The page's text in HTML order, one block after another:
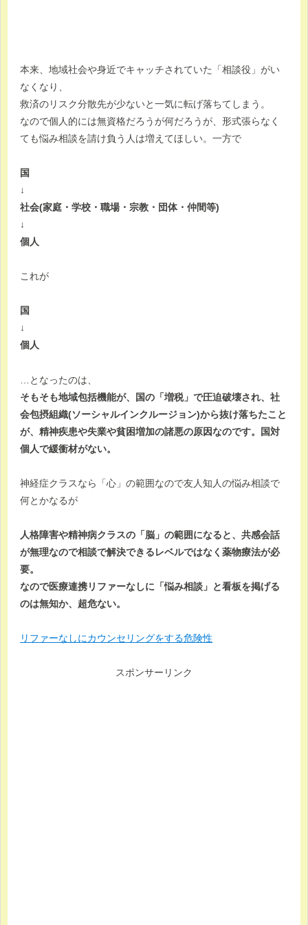
本来、地域社会や身近でキャッチされていた「相談役」がい
なくなり、
救済のリスク分散先が少ないと一気に転げ落ちてしまう。
なので個人的には無資格だろうが何だろうが、形式張らなく
ても悩み相談を請け負う人は増えてほしい。一方で
国
↓
社会(家庭・学校・職場・宗教・団体・仲間等)
↓
個人
これが
国
↓
個人
…となったのは、
そもそも地域包括機能が、国の「増税」で圧迫破壊され、社
会包摂組織(ソーシャルインクルージョン)から抜け落ちたこと
が、精神疾患や失業や貧困増加の諸悪の原因なのです。国対
個人で緩衝材がない。
神経症クラスなら「心」の範囲なので友人知人の悩み相談で
何とかなるが
人格障害や精神病クラスの「脳」の範囲になると、共感会話
が無理なので相談で解決できるレベルではなく薬物療法が必
要。
なので医療連携リファーなしに「悩み相談」と看板を掲げる
のは無知か、超危ない。
リファーなしにカウンセリングをする危険性
スポンサーリンク